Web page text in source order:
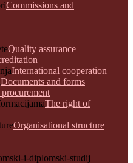
Commissions and
Quality assurance
International cooperation
Documents and forms
The right of
Organisational structure